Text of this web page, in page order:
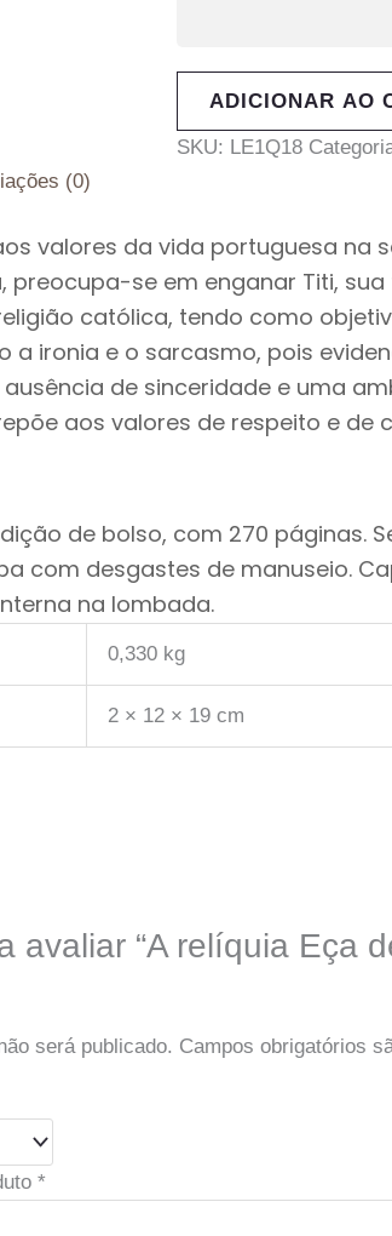
ADICIONAR AO
SKU: LE1Q18
(0)
valores da vida portuguesa na
preocupa-se em enganar Titi,
católica, tendo como
a ironia e o sarcasmo, pois
de sinceridade e uma
aos valores de respeito e de
de bolso, com 270 páginas.
com desgastes de manuseio.
na lombada.
0,330 kg
2 × 12 × 19 cm
avaliar “A relíquia Eça
será publicado. Campos obrigatórios
*